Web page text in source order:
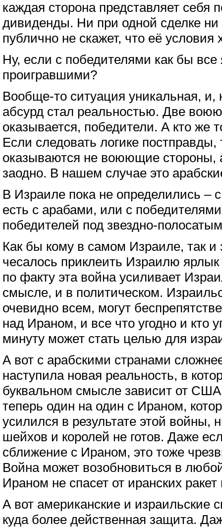
каждая сторона представляет
дивиденды. Ни при одной сделке ни
публично не скажет, что её условия
Ну, если с победителями как бы все
проигравшими?
Вообще-то ситуация уникальная, и,
абсурд стал реальностью. Две
оказывается, победители. А кто же
Если следовать логике
оказываются не воюющие стороны,
заодно. В нашем случае это
В Израиле пока не определились –
есть с арабами, или с
победителей под звездно-
Как бы кому в самом Израиле, так и
чесалось приклеить Израилю
по факту эта война усиливает
смысле, и в политическом.
очевидно всем, могут
над Ираном, и все что угодно и кто
минуту может стать целью для
А вот с арабскими странами
наступила новая реальность, в
буквальном смысле зависит от
теперь один на один с Ираном,
усилился в результате этой войны,
шейхов и королей не готов. Даже
сближение с Ираном, это тоже
Война может возобновиться в
Ираном не спасет от иранских
А вот американские и израильские
куда более действенная защита.